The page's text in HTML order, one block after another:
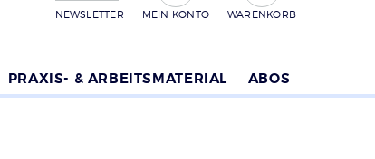
NEWSLETTER MEIN KONTO WARENKORB
PRAXIS- & ARBEITSMATERIAL ABOS